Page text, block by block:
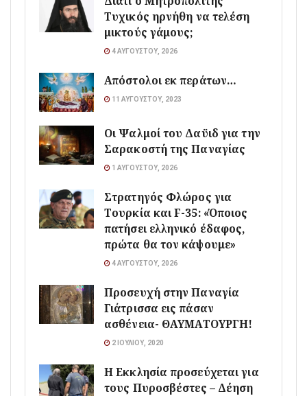
Τυχικός ηρνήθη να τελέση
μικτούς γάμους;
4 ΑΥΓΟΎΣΤΟΥ, 2026
Απόστολοι εκ περάτων…
11 ΑΥΓΟΎΣΤΟΥ, 2023
Οι Ψαλμοί του Δαϋιδ για την
Σαρακοστή της Παναγίας
1 ΑΥΓΟΎΣΤΟΥ, 2026
Στρατηγός Φλώρος για
Τουρκία και F-35: «Όποιος
πατήσει ελληνικό έδαφος,
πρώτα θα τον κάψουμε»
4 ΑΥΓΟΎΣΤΟΥ, 2026
Προσευχή στην Παναγία
Γιάτρισσα εις πάσαν
ασθένεια- ΘΑΥΜΑΤΟΥΡΓΗ!
2 ΙΟΥΛΊΟΥ, 2020
Η Εκκλησία προσεύχεται για
τους Πυροσβέστες – Δέηση